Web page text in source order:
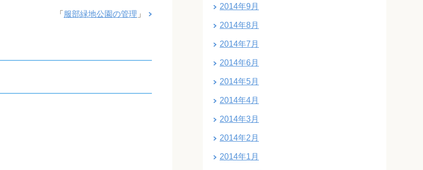
「 服部緑地公園の管理 」
2014年9月
2014年8月
2014年7月
2014年6月
2014年5月
2014年4月
2014年3月
2014年2月
2014年1月